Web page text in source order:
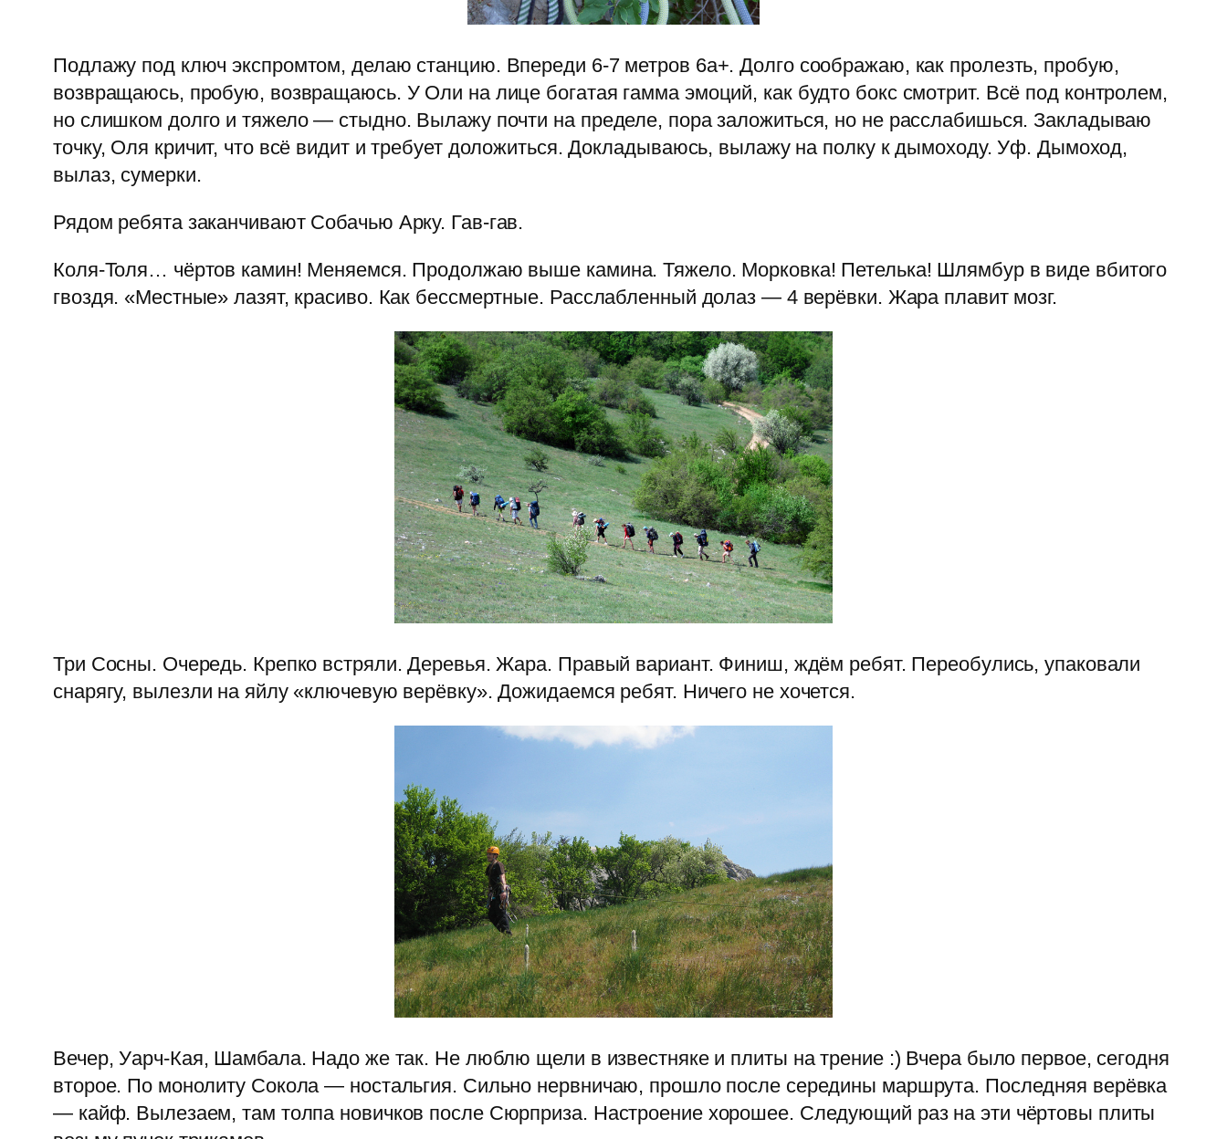
Подлажу под ключ экспромтом, делаю станцию. Впереди 6-7 метров 6a+. Долго соображаю, как пролезть, пробую,
возвращаюсь, пробую, возвращаюсь. У Оли на лице богатая гамма эмоций, как будто бокс смотрит. Всё под контролем,
но слишком долго и тяжело — стыдно. Вылажу почти на пределе, пора заложиться, но не расслабишься. Закладываю
точку, Оля кричит, что всё видит и требует доложиться. Докладываюсь, вылажу на полку к дымоходу. Уф. Дымоход,
вылаз, сумерки.
Рядом ребята заканчивают Собачью Арку. Гав-гав.
Коля-Толя… чёртов камин! Меняемся. Продолжаю выше камина. Тяжело. Морковка! Петелька! Шлямбур в виде вбитого
гвоздя. «Местные» лазят, красиво. Как бессмертные. Расслабленный долаз — 4 верёвки. Жара плавит мозг.
Три Сосны. Очередь. Крепко встряли. Деревья. Жара. Правый вариант. Финиш, ждём ребят. Переобулись, упаковали
снарягу, вылезли на яйлу «ключевую верёвку». Дожидаемся ребят. Ничего не хочется.
Вечер, Уарч-Кая, Шамбала. Надо же так. Не люблю щели в известняке и плиты на трение :) Вчера было первое, сегодня
второе. По монолиту Сокола — ностальгия. Сильно нервничаю, прошло после середины маршрута. Последняя верёвка
— кайф. Вылезаем, там толпа новичков после Сюрприза. Настроение хорошее. Следующий раз на эти чёртовы плиты